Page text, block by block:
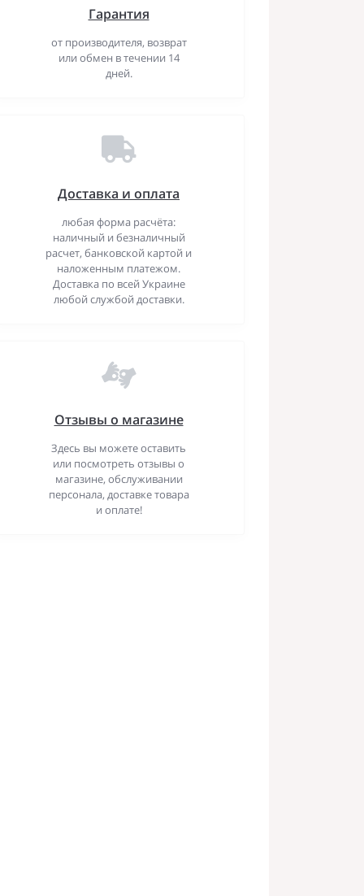
Гарантия
от производителя, возврат
или обмен в течении 14
дней.
Доставка и оплата
любая форма расчёта:
наличный и безналичный
расчет, банковской картой и
наложенным платежом.
Доставка по всей Украине
любой службой доставки.
Отзывы о магазине
Здесь вы можете оставить
или посмотреть отзывы о
магазине, обслуживании
персонала, доставке товара
и оплате!